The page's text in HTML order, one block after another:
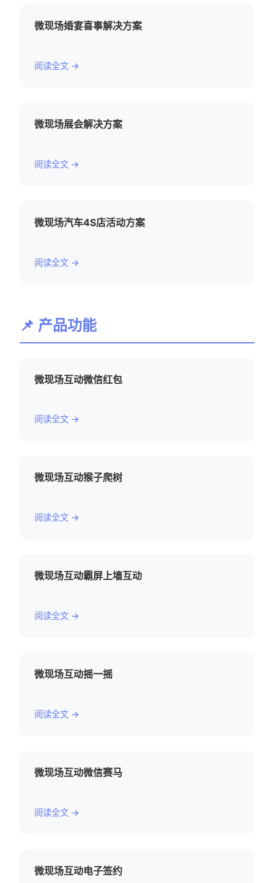
微现场婚宴喜事解决方案
阅读全文 →
微现场展会解决方案
阅读全文 →
微现场汽车4S店活动方案
阅读全文 →
📌 产品功能
微现场互动微信红包
阅读全文 →
微现场互动猴子爬树
阅读全文 →
微现场互动霸屏上墙互动
阅读全文 →
微现场互动摇一摇
阅读全文 →
微现场互动微信赛马
阅读全文 →
微现场互动电子签约